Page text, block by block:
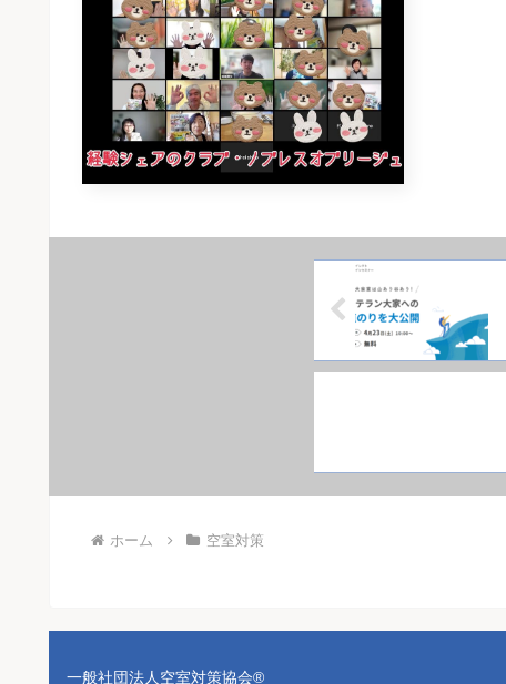
ホーム 空室対策
一般社団法人空室対策協会®︎